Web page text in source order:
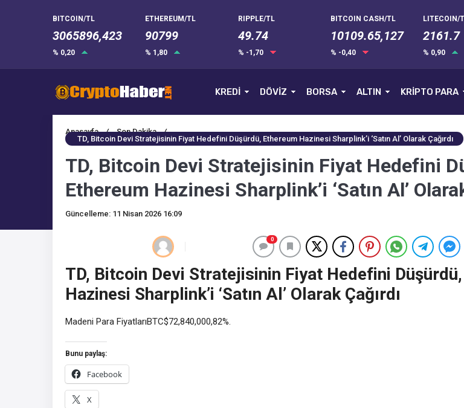
BITCOIN/TL
3065896,423
% 0,20
ETHEREUM/TL
90799
% 1,80
RIPPLE/TL
49.74
% -1,70
BITCOIN CASH/TL
10109.65,127
% -0,40
LITECOIN/
2161.7
% 0,90
KREDİ DÖVİZ BORSA ALTIN KRİPTO PARA
Anasayfa / Son Dakika
/
TD, Bitcoin Devi Stratejisinin Fiyat Hedefini Düşürdü, Ethereum Hazinesi Sharplink’i ‘Satın Al’ Olarak Çağırdı
TD, Bitcoin Devi Stratejisinin Fiyat Hedefini
Ethereum Hazinesi Sharplink’i ‘Satın Al’
Güncelleme: 11 Nisan 2026 16:09
0
TD, Bitcoin Devi Stratejisinin Fiyat Hedefini
Hazinesi Sharplink’i ‘Satın Al’ Olarak Çağırdı
Madeni Para FiyatlarıBTC$72,840,000,82%.
Bunu paylaş:
Facebook
X